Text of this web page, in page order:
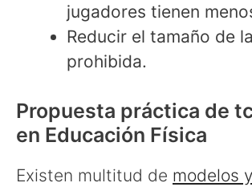
jugadores tienen
Reducir el tamaño de
prohibida.
Propuesta práctica de
en Educación Física
Existen multitud de modelos